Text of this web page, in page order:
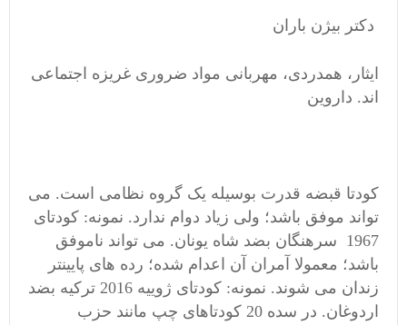
دکتر بیژن باران
ایثار، همدردی، مهربانی مواد ضروری غریزه اجتماعی
اند. داروین
کودتا قبضه قدرت بوسیله یک گروه نظامی است. می
تواند موفق باشد؛ ولی زیاد دوام ندارد. نمونه: کودتای
1967 سرهنگان بضد شاه یونان. می تواند ناموفق
باشد؛ معمولا آمران آن اعدام شده؛ رده های پایینتر
زندان می شوند. نمونه: کودتای ژوییه 2016 ترکیه بضد
اردوغان. در سده 20 کودتاهای چپ مانند حزب